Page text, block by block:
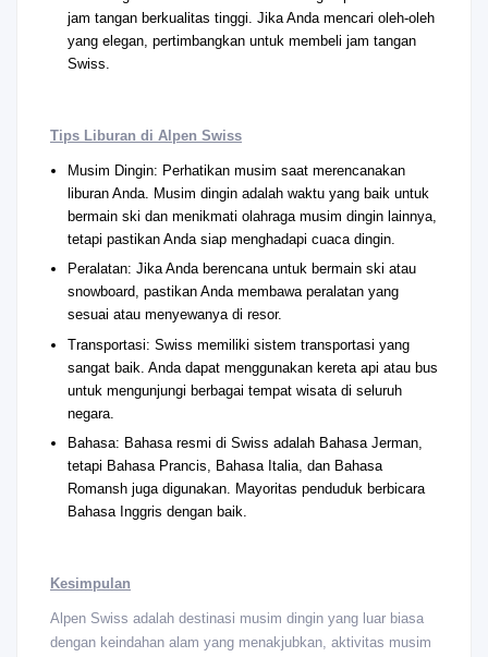
jam tangan berkualitas tinggi. Jika Anda mencari oleh-oleh
yang elegan, pertimbangkan untuk membeli jam tangan
Swiss.
Tips Liburan di Alpen Swiss
Musim Dingin: Perhatikan musim saat merencanakan
liburan Anda. Musim dingin adalah waktu yang baik untuk
bermain ski dan menikmati olahraga musim dingin lainnya,
tetapi pastikan Anda siap menghadapi cuaca dingin.
Peralatan: Jika Anda berencana untuk bermain ski atau
snowboard, pastikan Anda membawa peralatan yang
sesuai atau menyewanya di resor.
Transportasi: Swiss memiliki sistem transportasi yang
sangat baik. Anda dapat menggunakan kereta api atau bus
untuk mengunjungi berbagai tempat wisata di seluruh
negara.
Bahasa: Bahasa resmi di Swiss adalah Bahasa Jerman,
tetapi Bahasa Prancis, Bahasa Italia, dan Bahasa
Romansh juga digunakan. Mayoritas penduduk berbicara
Bahasa Inggris dengan baik.
Kesimpulan
Alpen Swiss adalah destinasi musim dingin yang luar biasa
dengan keindahan alam yang menakjubkan, aktivitas musim